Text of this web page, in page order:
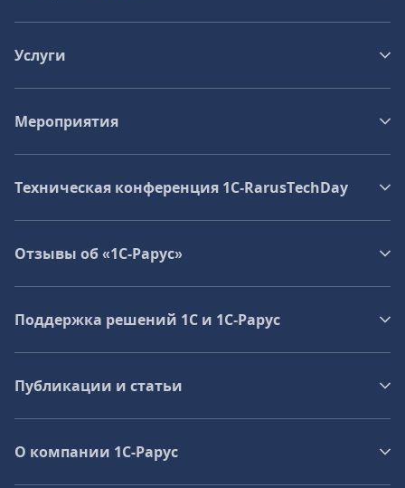
Услуги
Мероприятия
Техническая конференция 1C‑RarusTechDay
Отзывы об «1С-Рарус»
Поддержка решений 1С и 1С‑Рарус
Публикации и статьи
О компании 1C-Рарус